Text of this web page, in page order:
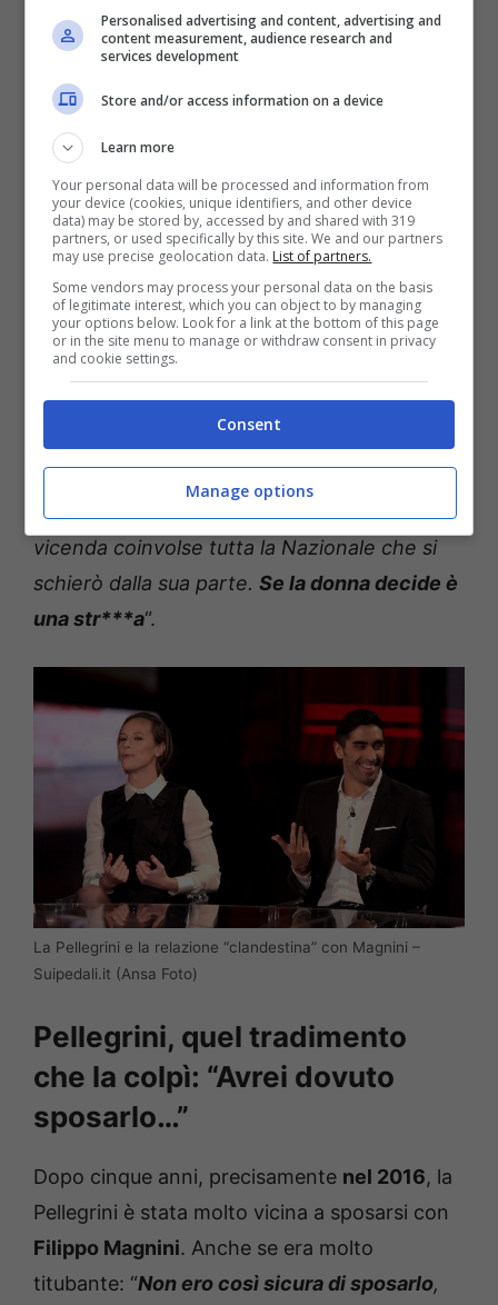
sentimentalmente con altri uomini che le
hanno procurato più di qualche problema.
Vale a dire i suoi ex colleghi
Luca Marin e
il secondo l’ha tradita con altre donne.
Bisogna tornare indietro di qualche anno.
Precisamente ai Mondiali di Shangai 2011
quando la nativa di Mirano ebbe una
relazione “clandestina” proprio con Magnini:
Ci trascinavamo da un po’ con Luca. Volevo
restare nel limbo fino a dopo i Mondiali e poi
lasciarlo.
andare da Filippo dovevo passare davanti
alla camera sua. Mi vide allo spioncino. La
vicenda coinvolse tutta la Nazionale che si
schierò dalla sua parte. Se la donna decide è
una str***a“.
La Pellegrini e la relazione “clandestina” con Magnini –
Suipedali.it (Ansa Foto)
Pellegrini, quel tradimento
che la colpì: “Avrei dovuto
sposarlo…”
Dopo cinque anni, precisamente nel 2016, la
Pellegrini è stata molto vicina a sposarsi con
Filippo Magnini. Anche se era molto
titubante: “Non ero così sicura di sposarlo,
Personalised advertising and content, advertising and
content measurement, audience research and
services development
Store and/or access information on a device
Learn more
Your personal data will be processed and information from
your device (cookies, unique identifiers, and other device
data) may be stored by, accessed by and shared with 319
partners, or used specifically by this site. We and our partners
may use precise geolocation data. List of partners.
Some vendors may process your personal data on the basis
of legitimate interest, which you can object to by managing
your options below. Look for a link at the bottom of this page
or in the site menu to manage or withdraw consent in privacy
and cookie settings.
Consent
Manage options